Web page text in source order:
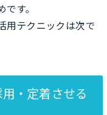
す。
用テクニックは次で
・定着させる